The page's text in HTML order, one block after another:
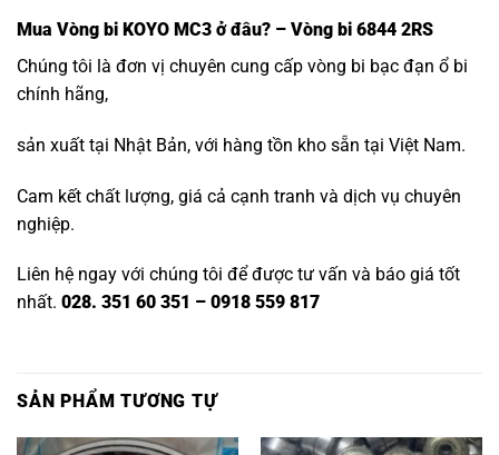
Mua Vòng bi KOYO MC3 ở đâu? – Vòng bi 6844 2RS
Chúng tôi là đơn vị chuyên cung cấp vòng bi bạc đạn ổ bi
chính hãng,
sản xuất tại Nhật Bản, với hàng tồn kho sẵn tại Việt Nam.
Cam kết chất lượng, giá cả cạnh tranh và dịch vụ chuyên
nghiệp.
Liên hệ ngay với chúng tôi để được tư vấn và báo giá tốt
nhất. 028. 351 60 351 – 0918 559 817
SẢN PHẨM TƯƠNG TỰ